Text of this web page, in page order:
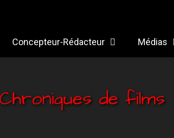
Concepteur-Rédacteur Médias
de films